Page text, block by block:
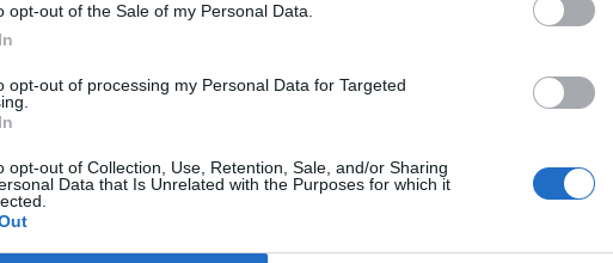
opt-out of the Sale of my Personal Data.
opt-out of processing my Personal Data for Targeted
opt-out of Collection, Use, Retention, Sale, and/or Sharing
Data that Is Unrelated with the Purposes for which it
calendario
all'Eur